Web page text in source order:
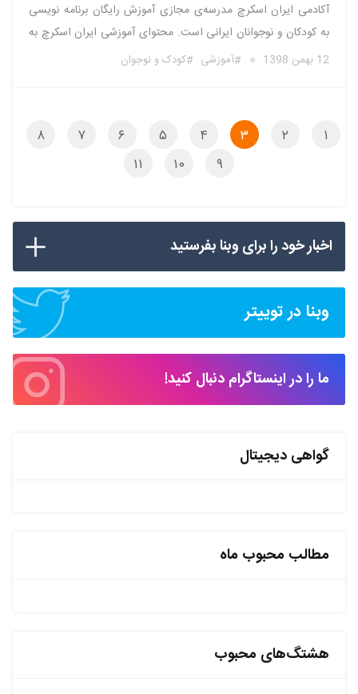
آکادمی ایران اسکرچ مدرسه‌ی مجازی آموزش رایگان برنامه نویسی
به کودکان و نوجوانان ایرانی است. محتوای آموزشی ایران اسکرچ به
شرح زیر است: اسکرچ الگوریتم کدنویسی یک سایت پایتون این
12 بهمن 1398 آموزشی کودک و نوجوان
۱ ۲ ۳ ۴ ۵ ۶ ۷
۸
۹
۱۰ ۱۱
اخبار خود را برای وبنا بفرستید
وبنا در توییتر
ما را در اینستاگرام دنبال کنید!
گواهی دیجیتال
مطالب محبوب ماه
هشتگ‌های محبوب